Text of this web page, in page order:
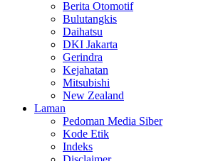
Berita Otomotif
Bulutangkis
Daihatsu
DKI Jakarta
Gerindra
Kejahatan
Mitsubishi
New Zealand
Laman
Pedoman Media Siber
Kode Etik
Indeks